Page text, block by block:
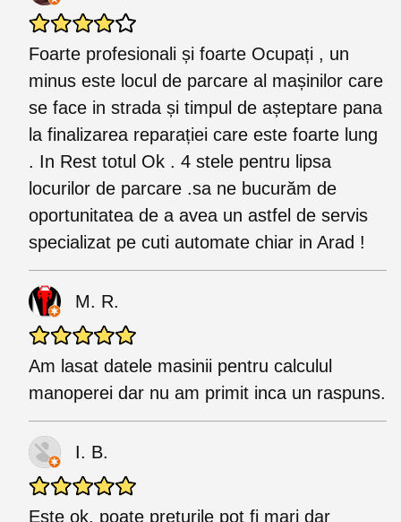
Foarte profesionali și foarte Ocupați , un
minus este locul de parcare al mașinilor care
se face in strada și timpul de așteptare pana
la finalizarea reparației care este foarte lung
. In Rest totul Ok . 4 stele pentru lipsa
locurilor de parcare .sa ne bucurăm de
oportunitatea de a avea un astfel de servis
specializat pe cuti automate chiar in Arad !
M. R.
Am lasat datele masinii pentru calculul
manoperei dar nu am primit inca un raspuns.
I. B.
Este ok, poate preturile pot fi mari dar